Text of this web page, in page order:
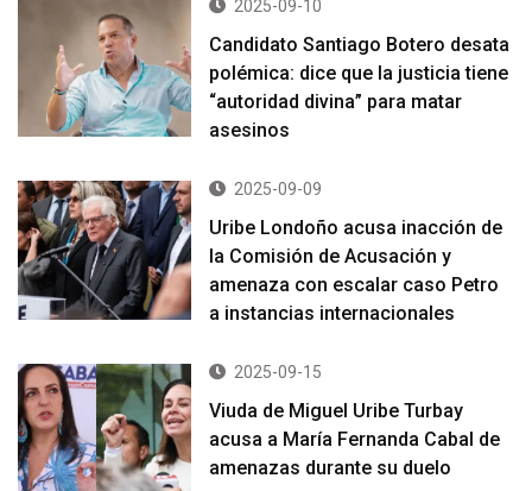
2025-09-10
Candidato Santiago Botero desata
polémica: dice que la justicia tiene
“autoridad divina” para matar
asesinos
2025-09-09
Uribe Londoño acusa inacción de
la Comisión de Acusación y
amenaza con escalar caso Petro
a instancias internacionales
2025-09-15
Viuda de Miguel Uribe Turbay
acusa a María Fernanda Cabal de
amenazas durante su duelo